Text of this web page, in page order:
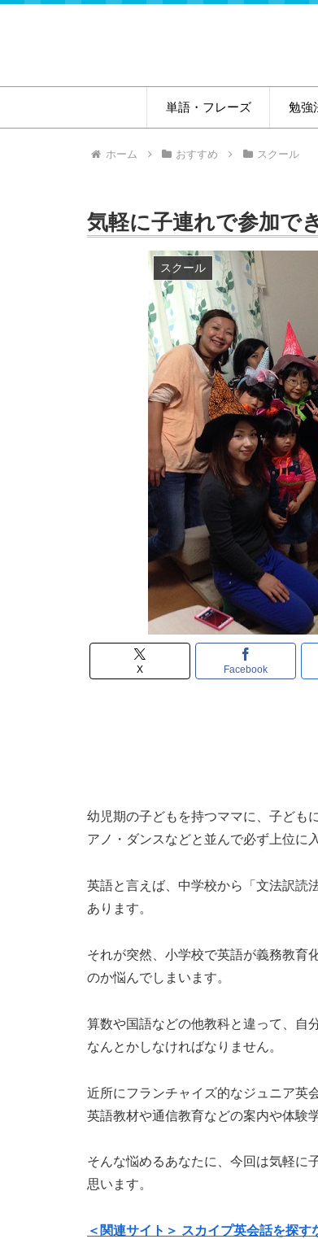
単語・フレーズ 勉強
ホーム おすすめ スクール
気軽に子連れで参加で
スクール
X Facebook
幼児期の子どもを持つママに、子ども
アノ・ダンスなどと並んで必ず上位に
英語と言えば、中学校から「文法訳読
あります。
それが突然、小学校で英語が義務教育
のか悩んでしまいます。
算数や国語などの他教科と違って、自
なんとかしなければなりません。
近所にフランチャイズ的なジュニア英
英語教材や通信教育などの案内や体験
そんな悩めるあなたに、今回は気軽に
思います。
＜関連サイト＞ スカイプ英会話を探